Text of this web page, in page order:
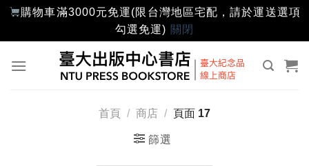
購物車滿3000元免運(限台灣地區宅配，請於運送選項
勾選免運) 關閉
首頁 / 商店 / 頁面 17
篩選